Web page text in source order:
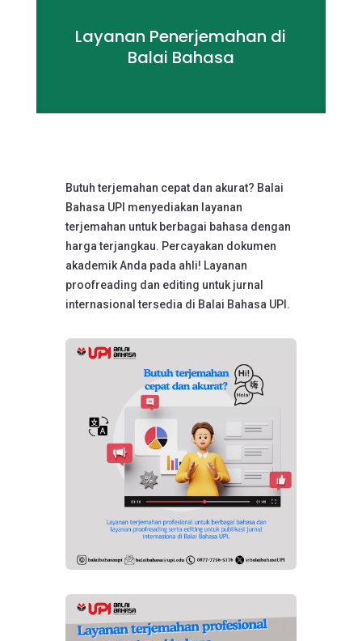
Layanan Penerjemahan di
Balai Bahasa
Butuh terjemahan cepat dan akurat? Balai
Bahasa UPI menyediakan layanan
terjemahan untuk berbagai bahasa dengan
harga terjangkau. Percayakan dokumen
akademik Anda pada ahli! Layanan
proofreading dan editing untuk jurnal
internasional tersedia di Balai Bahasa UPI.